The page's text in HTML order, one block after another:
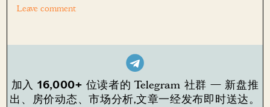
Leave comment
加入 16,000+ 位读者的 Telegram 社群 — 新盘推
出、房价动态、市场分析,文章一经发布即时送达。